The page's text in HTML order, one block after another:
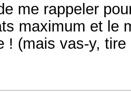
me rappeler
maximum et le
! (mais vas-y,